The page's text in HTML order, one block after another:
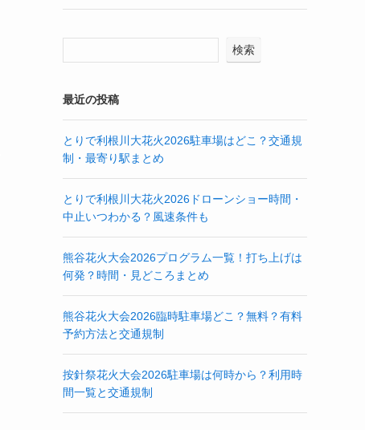
検索
最近の投稿
とりで利根川大花火2026駐車場はどこ？交通規
制・最寄り駅まとめ
とりで利根川大花火2026ドローンショー時間・
中止いつわかる？風速条件も
熊谷花火大会2026プログラム一覧！打ち上げは
何発？時間・見どころまとめ
熊谷花火大会2026臨時駐車場どこ？無料？有料
予約方法と交通規制
按針祭花火大会2026駐車場は何時から？利用時
間一覧と交通規制